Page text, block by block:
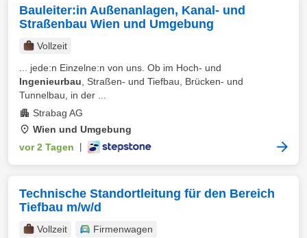
Bauleiter:in Außenanlagen, Kanal- und
Straßenbau Wien und Umgebung
Vollzeit
... jede:n Einzelne:n von uns. Ob im Hoch- und
Ingenieurbau , Straßen- und Tiefbau, Brücken- und
Tunnelbau, in der ...
Strabag AG
Wien und Umgebung
vor 2 Tagen
Technische Standortleitung für den Bereich
Tiefbau m/w/d
Vollzeit
Firmenwagen